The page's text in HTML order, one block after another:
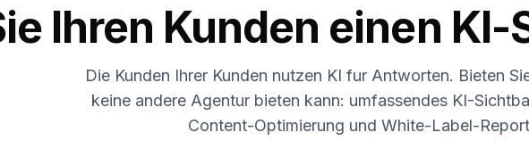
Ihren Kunden einen
Die Kunden Ihrer Kunden nutzen KI fur Antworten. Bieten
keine andere Agentur bieten kann: umfassendes KI-
Content-Optimierung und White-Label-